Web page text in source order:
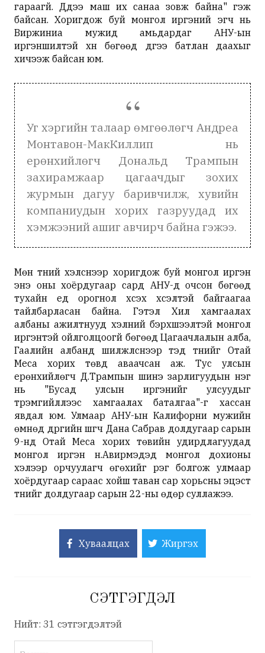
гараагүй. Дүүдээ маш их санаа зовж байна" гэж
байсан. Хоригдож буй монгол иргэний эгч нь
Виржиниа мужид амьдардаг АНУ-ын
иргэншилтэй хүн бөгөөд дүүгээ батлан даахыг
хичээж байсан юм.
Уг хэргийн талаар өмгөөлөгч Андреа
Монтавон-МакКиллип нь
ерөнхийлөгч Дональд Трампын
захирамжаар цагаачдыг зохих
журмын дагуу баривчилж, хувийн
компаниудын хорих газруудад их
хэмжээний ашиг авчирч байна гэжээ.
Мөн түүний хэлснээр хоригдож буй монгол иргэн
энэ оны хоёрдугаар сард АНУ-д очсон бөгөөд
тухайн үед орогнол хүсэх хүсэлтэй байгаагаа
тайлбарласан байна. Гэтэл Хил хамгаалах
албаны ажилтнууд хэлний бэрхшээлтэй монгол
иргэнтэй ойлголцоогүй бөгөөд Цагаачлалын алба,
Гаалийн албанд шилжүүлснээр тэд түүнийг Отай
Меса хорих төвд аваачсан аж. Тус улсын
ерөнхийлөгч Д.Трампын шинэ зарлигуудын нэг
нь "Бусад улсын иргэнийг улсуудыг
түрэмгийллээс хамгаалах баталгаа"-г хассан
явдал юм.Улмаар АНУ-ын Калифорни мужийн
өмнөд дүүргийн шүүгч Дана Сабрав долдугаар сарын
9-нд Отай Меса хорих төвийн удирдлагуудад
монгол иргэн н.Авирмэдэд монгол дохионы
хэлээр орчуулагч өгөхийг үүрэг болгож улмаар
хоёрдугаар сараас хойш таван сар хорьсны эцэст
түүнийг долдугаар сарын 22-ны өдөр суллажээ.
Хуваалцах Жиргэх
СЭТГЭГДЭЛ
Нийт: 31 сэтгэгдэлтэй